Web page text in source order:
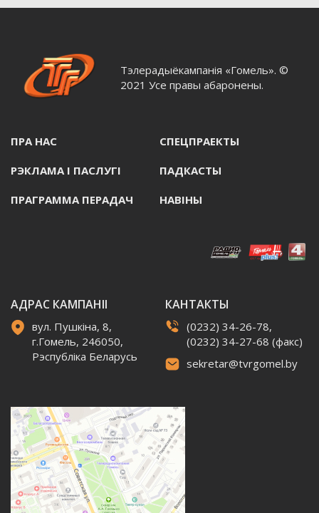
Тэлерадыёкампанія «Гомель». ©
2021 Усе правы абаронены.
ПРА НАС СПЕЦПРАЕКТЫ
РЭКЛАМА I ПАСЛУГI ПАДКАСТЫ
ПРАГРАММА ПЕРАДАЧ НАВIНЫ
АДРАС КАМПАНІІ
вул. Пушкіна, 8,
г.Гомель, 246050,
Рэспубліка Беларусь
КАНТАКТЫ
(0232) 34-26-78,
(0232) 34-27-68 (факс)
sekretar@tvrgomel.by